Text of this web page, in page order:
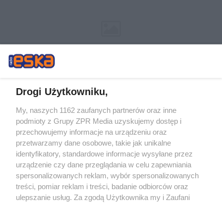
Żaden utwór zamieszczony w serwisie nie może być powielany i
rozpowszechniany lub dalej rozpowszechniany w jakikolwiek sposób (w
tym także elektroniczny lub mechaniczny) na jakimkolwiek polu
eksploatacji w jakiejkolwiek formie, włącznie z umieszczaniem w Internecie
bez pisemnej zgody właściciela praw. Jakiekolwiek użycie lub
wykorzystanie utworów w całości lub w części z naruszeniem prawa, tzn.
bez właściwej zgody, jest zabronione pod groźbą kary i może być ścigane
prawnie.
Drogi Użytkowniku,
My, naszych 1162 zaufanych partnerów oraz inne
podmioty z Grupy ZPR Media uzyskujemy dostęp i
przechowujemy informacje na urządzeniu oraz
przetwarzamy dane osobowe, takie jak unikalne
identyfikatory, standardowe informacje wysyłane przez
urządzenie czy dane przeglądania w celu zapewniania
spersonalizowanych reklam, wybór spersonalizowanych
treści, pomiar reklam i treści, badanie odbiorców oraz
ulepszanie usług. Za zgodą Użytkownika my i Zaufani